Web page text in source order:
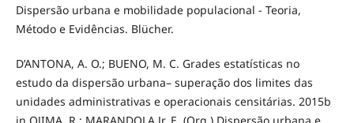
Dispersão urbana e mobilidade populacional - Teoria,
Método e Evidências. Blücher.
D’ANTONA, A. O.; BUENO, M. C. Grades estatísticas no
estudo da dispersão urbana– superação dos limites das
unidades administrativas e operacionais censitárias. 2015b